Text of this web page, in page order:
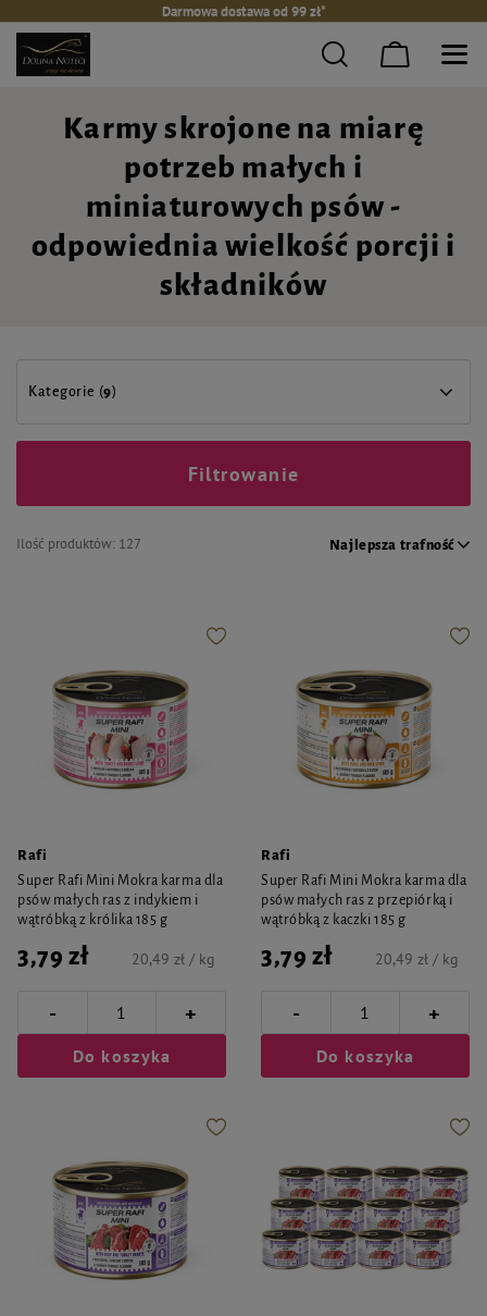
Darmowa dostawa od 99 zł*
Karmy skrojone na miarę
potrzeb małych i
miniaturowych psów -
odpowiednia wielkość porcji i
składników
Kategorie (9)
Ilość produktów: 127 Najlepsza trafność
Filtrowanie
Rafi
Super Rafi Mini Mokra karma dla
psów małych ras z indykiem i
wątróbką z królika 185 g
3,79 zł 20,49 zł / kg
- +
Do koszyka
Rafi
Super Rafi Mini Mokra karma dla
psów małych ras z przepiórką i
wątróbką z kaczki 185 g
3,79 zł 20,49 zł / kg
- +
Do koszyka